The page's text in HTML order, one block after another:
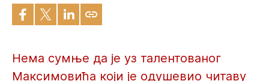
Нема сумње да је уз талентованог
Максимовића који је одушевио читаву